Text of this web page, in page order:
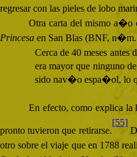
regresar con las pieles de lobo
Otra carta del mismo
Princesa en San Blas (BNF, n�m.
Cerca de 40 meses
era mayor que ninguno
sido nav�o espa�ol, lo
En efecto, como explica
pronto tuvieron que retirarse.
[55]
otro sobre el viaje que en 1788